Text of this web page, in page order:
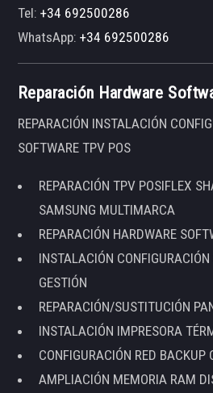
Tel:+34 692500286
WhatsApp:+34 692500286
Reparación Hardware
REPARACIÓN INSTALACIÓN
SOFTWARE TPV POS
REPARACIÓN TPV POSIFLEX
SAMSUNG MULTIMARCA
REPARACIÓN HARDWARE
INSTALACIÓN
GESTIÓN
REPARACIÓN/SUSTITUCIÓN
INSTALACIÓN IMPRESORA
CONFIGURACIÓN RED BACKUP
AMPLIACIÓN MEMORIA RAM